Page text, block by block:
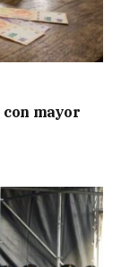
mayor